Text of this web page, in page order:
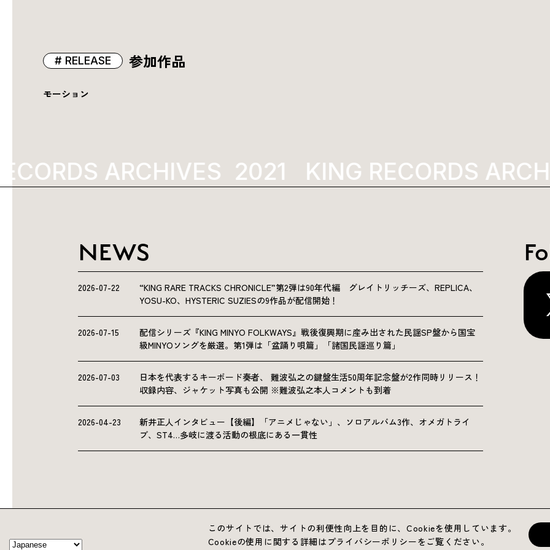
参加作品
RELEASE
モーション
ARCHIVES 2021 KING RECORDS
NEWS
2026-07-22
“KING RARE TRACKS CHRONICLE”第2弾は90年代編 グレイトリッチーズ、REPLICA、
YOSU-KO、HYSTERIC SUZIESの9作品が配信開始！
2026-07-15
配信シリーズ『KING MINYO FOLKWAYS』戦後復興期に産み出された民謡SP盤から国宝
級MINYOソングを厳選。第1弾は「盆踊り唄篇」「諸国民謡巡り篇」
2026-07-03
日本を代表するキーボード奏者、 難波弘之の鍵盤生活50周年記念盤が2作同時リリース！
収録内容、ジャケット写真も公開 ※難波弘之本人コメントも到着
2026-04-23
新井正人インタビュー【後編】「アニメじゃない」、ソロアルバム3作、オメガトライ
ブ、ST4…多岐に渡る活動の根底にある一貫性
このサイトでは、サイトの利便性向上を目的に、Cookieを使用しています。
Cookieの使用に関する詳細はプライバシーポリシーをご覧ください。